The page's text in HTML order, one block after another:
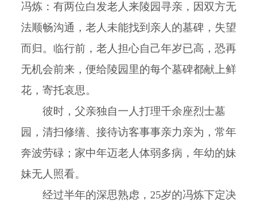
冯炼：有两位白发老人来陵园寻亲，因双方无
法顺畅沟通，老人未能找到亲人的墓碑，失望
而归。临行前，老人担心自己年岁已高，恐再
无机会前来，便给陵园里的每个墓碑都献上鲜
花，寄托哀思。
彼时，父亲独自一人打理千余座烈士墓
园，清扫修缮、接待访客事事亲力亲为，常年
奔波劳碌；家中年迈老人体弱多病，年幼的妹
妹无人照看。
经过半年的深思熟虑，25岁的冯炼下定决